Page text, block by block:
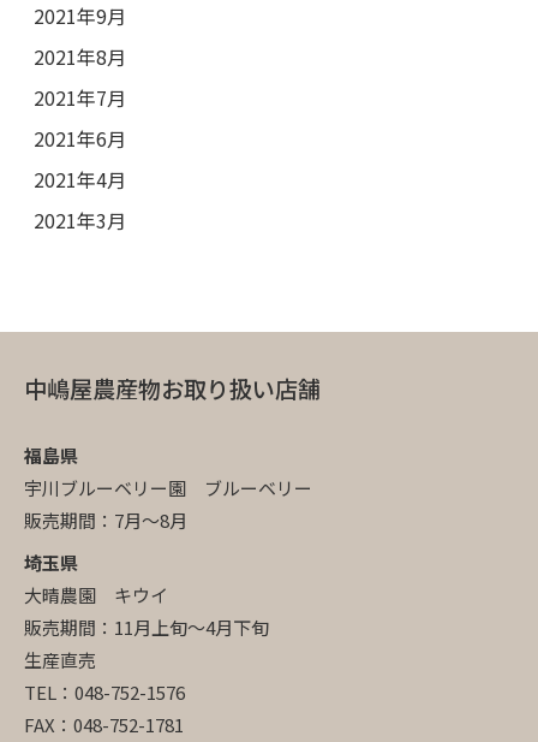
2021年9月
2021年8月
2021年7月
2021年6月
2021年4月
2021年3月
中嶋屋農産物お取り扱い店舗
福島県
宇川ブルーベリー園 ブルーベリー
販売期間：7月～8月
埼玉県
大晴農園 キウイ
販売期間：11月上旬～4月下旬
生産直売
TEL：048-752-1576
FAX：048-752-1781